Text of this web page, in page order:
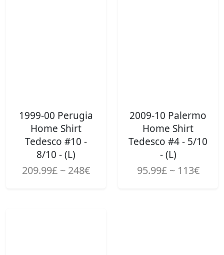
1999-00 Perugia
Home Shirt
Tedesco #10 -
8/10 - (L)
209.99£ ~ 248€
2009-10 Palermo
Home Shirt
Tedesco #4 - 5/10
- (L)
95.99£ ~ 113€